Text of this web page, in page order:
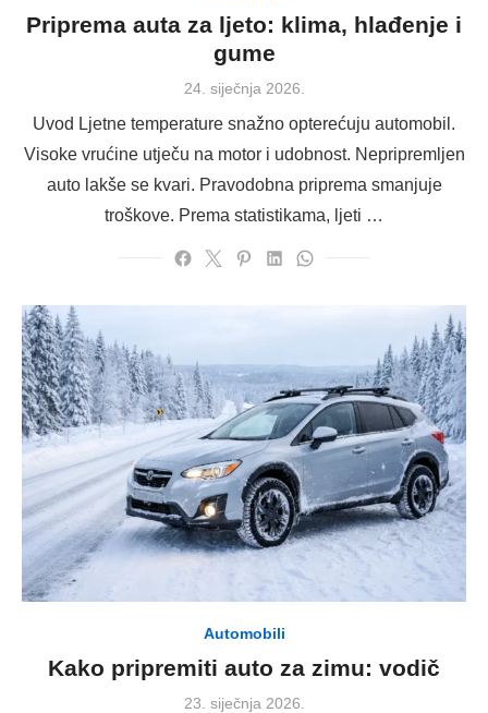
Priprema auta za ljeto: klima, hlađenje i
gume
Posted
24. siječnja 2026.
Uvod Ljetne temperature snažno opterećuju automobil.
Visoke vrućine utječu na motor i udobnost. Nepripremljen
auto lakše se kvari. Pravodobna priprema smanjuje
troškove. Prema statistikama, ljeti …
Automobili
Kako pripremiti auto za zimu: vodič
Posted
23. siječnja 2026.